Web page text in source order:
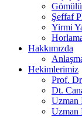
Şeffaf
Yirmi
Hakkımızda
Hekimlerimiz
Prof.
Dt.
Uzman